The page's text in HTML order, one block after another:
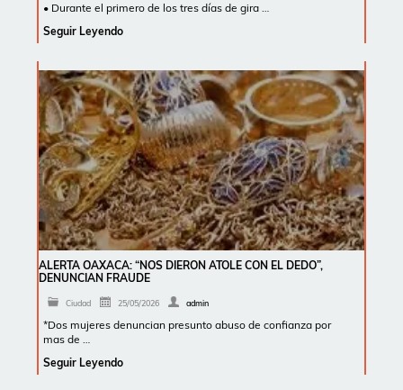
• Durante el primero de los tres días de gira …
Seguir Leyendo
ALERTA OAXACA: “NOS DIERON ATOLE CON EL DEDO”,
DENUNCIAN FRAUDE
Ciudad 25/05/2026 admin
*Dos mujeres denuncian presunto abuso de confianza por
mas de …
Seguir Leyendo